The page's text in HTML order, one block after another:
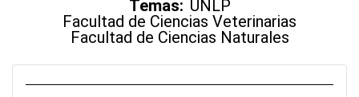
Temas: UNLP
Facultad de Ciencias Veterinarias
Facultad de Ciencias Naturales